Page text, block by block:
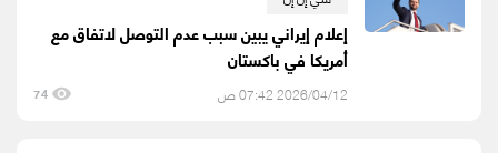
إعلام إيراني يبين سبب عدم التوصل لاتفاق مع
أمريكا في باكستان
2026/04/12 07:42 ص 74